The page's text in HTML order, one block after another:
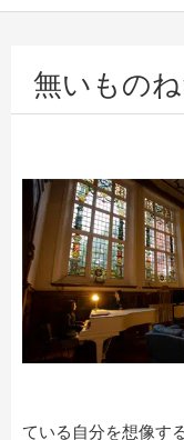
無いものね
ている自分を想像す